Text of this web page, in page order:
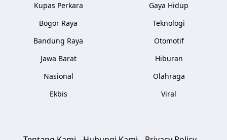
Kupas Perkara
Bogor Raya
Bandung Raya
Jawa Barat
Nasional
Ekbis
Gaya Hidup
Teknologi
Otomotif
Hiburan
Olahraga
Viral